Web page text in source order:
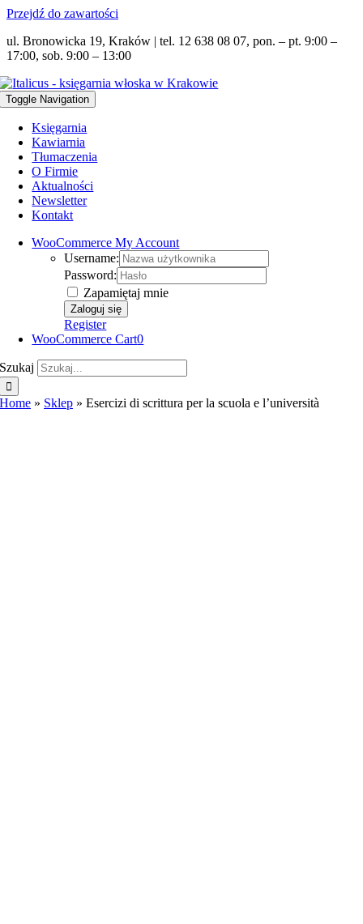
Przejdź do zawartości
ul. Bronowicka 19, Kraków | tel. 12 638 08 07, pon. – pt. 9:00 –
17:00, sob. 9:00 – 13:00
Toggle Navigation
Księgarnia
Kawiarnia
Tłumaczenia
O Firmie
Aktualności
Newsletter
Kontakt
WooCommerce My Account
Username:
Password:
Zapamiętaj mnie
Register
WooCommerce Cart0
Szukaj
Home » Sklep »Esercizi di scrittura per la scuola e l’università